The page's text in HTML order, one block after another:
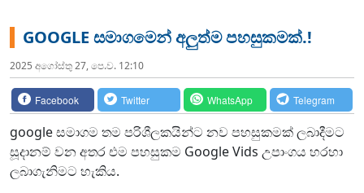
GOOGLE සමාගමෙන් අලුත්ම පහසුකමක්.!
2025 අගෝස්‍තු 27, පෙ.ව. 12:10
Facebook Twitter WhatsApp Telegram
google සමාගම තම පරිශීලකයින්ට නව පහසුකමක් ලබාදීමට
සූදානම් වන අතර එම පහසුකම Google Vids උපාංගය හරහා
ලබාගැනිමට හැකිය.